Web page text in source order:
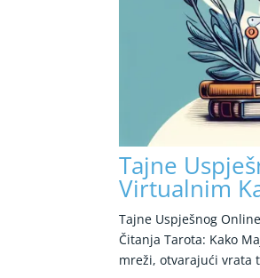
Tajne
Virtualnim
Tajne Uspješnog
Čitanja Tarota: Kako
mreži, otvarajući vrata